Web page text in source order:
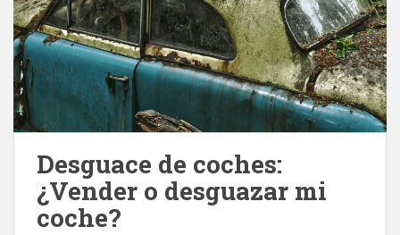
Desguace de coches:
¿Vender o desguazar mi
coche?